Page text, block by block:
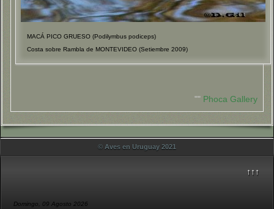
MACÁ PICO GRUESO (Podilymbus podiceps)
Costa sobre Rambla de MONTEVIDEO (Setiembre 2009)
"" Phoca Gallery
© Aves en Uruguay 2021
↑↑↑
Domingo, 09 Agosto 2026